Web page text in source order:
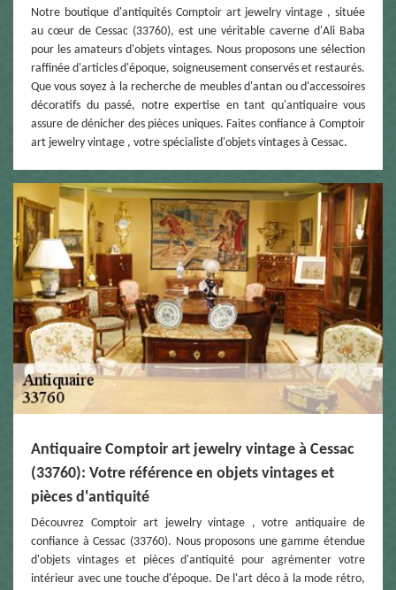
Notre boutique d'antiquités Comptoir art jewelry vintage , située
au cœur de Cessac (33760), est une véritable caverne d'Ali Baba
pour les amateurs d'objets vintages. Nous proposons une sélection
raffinée d'articles d'époque, soigneusement conservés et restaurés.
Que vous soyez à la recherche de meubles d'antan ou d'accessoires
décoratifs du passé, notre expertise en tant qu'antiquaire vous
assure de dénicher des pièces uniques. Faites confiance à Comptoir
art jewelry vintage , votre spécialiste d'objets vintages à Cessac.
Antiquaire Comptoir art jewelry vintage à Cessac
(33760): Votre référence en objets vintages et
pièces d'antiquité
Découvrez Comptoir art jewelry vintage , votre antiquaire de
confiance à Cessac (33760). Nous proposons une gamme étendue
d'objets vintages et pièces d'antiquité pour agrémenter votre
intérieur avec une touche d'époque. De l'art déco à la mode rétro,